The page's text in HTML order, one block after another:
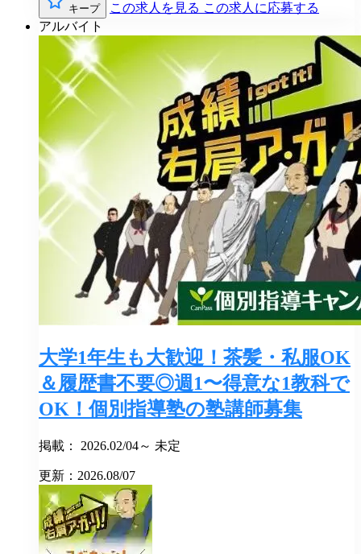
キープ この求人を見る この求人に応募する
アルバイト
大学1年生も大歓迎！茶髪・私服OK
＆履歴書不要◎週1〜得意な1教科で
OK！個別指導塾の塾講師募集
掲載： 2026.02/04～ 未定
更新：2026.08/07